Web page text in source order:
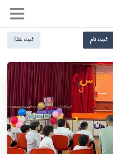
ثبت نام ثبت غذا